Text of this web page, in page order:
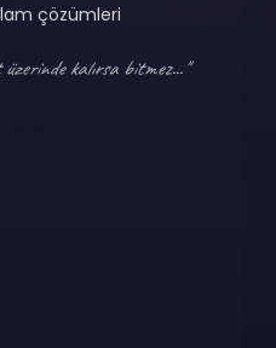
çözümleri
kalırsa bitmez..."